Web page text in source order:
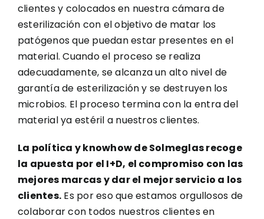
clientes y colocados en nuestra cámara de
esterilización con el objetivo de matar los
patógenos que puedan estar presentes en el
material. Cuando el proceso se realiza
adecuadamente, se alcanza un alto nivel de
garantía de esterilización y se destruyen los
microbios. El proceso termina con la entra del
material ya estéril a nuestros clientes.
La política y knowhow de Solmeglas recoge
la apuesta por el I+D, el compromiso con las
mejores marcas y dar el mejor servicio a los
clientes. Es por eso que estamos orgullosos de
colaborar con todos nuestros clientes en